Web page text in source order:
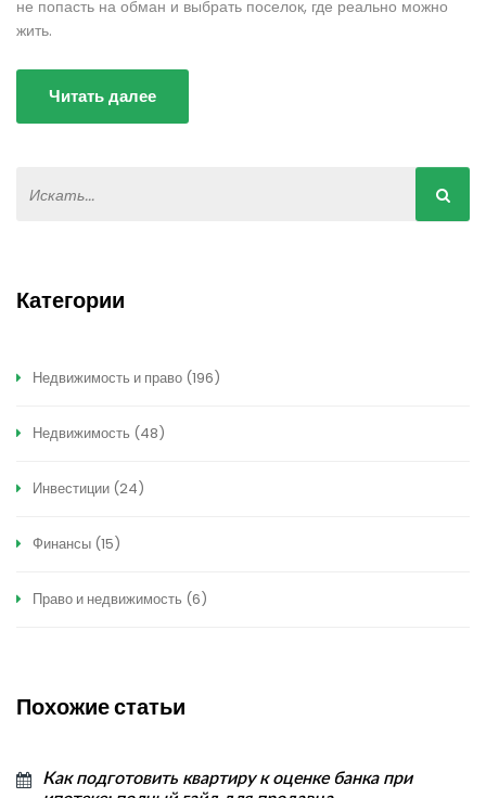
не попасть на обман и выбрать поселок, где реально можно
жить.
Читать далее
Категории
Недвижимость и право (196)
Недвижимость (48)
Инвестиции (24)
Финансы (15)
Право и недвижимость (6)
Похожие статьи
Как подготовить квартиру к оценке банка при